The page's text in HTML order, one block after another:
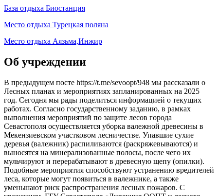
База отдыха Биостанция
Место отдыха Турецкая поляна
Место отдыха Аязьма,Инжир
Об учреждении
В предыдущем посте https://t.me/sevoopt/948 мы рассказали о
Лесных планах и мероприятиях запланированных на 2025
год. Сегодня мы рады поделиться информацией о текущих
работах. Согласно государственному заданию, в рамках
выполнения мероприятий по защите лесов города
Севастополя осуществляется уборка валежной древесины в
Мекензиевском участковом лесничестве. Упавшие сухие
деревья (валежник) распиливаются (раскряжевываются) и
выносятся на минерализованные полосы, после чего их
мульчируют и перерабатывают в древесную щепу (опилки).
Подобные мероприятия способствуют устранению вредителей
леса, которые могут появиться в валежнике, а также
уменьшают риск распространения лесных пожаров. С